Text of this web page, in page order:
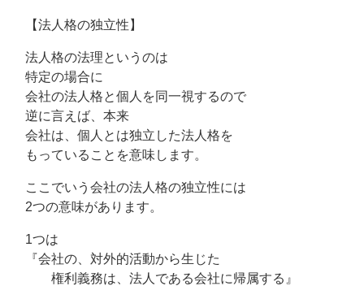
【法人格の独立性】
法人格の法理というのは
特定の場合に
会社の法人格と個人を同一視するので
逆に言えば、本来
会社は、個人とは独立した法人格を
もっていることを意味します。
ここでいう会社の法人格の独立性には
2つの意味があります。
1つは
『会社の、対外的活動から生じた
権利義務は、法人である会社に帰属する』